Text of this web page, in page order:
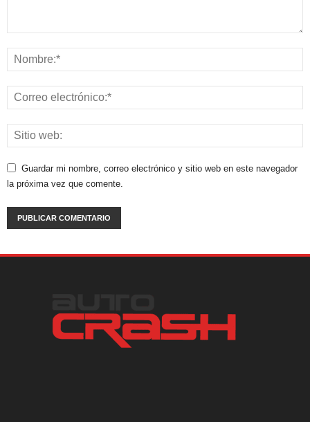
Guardar mi nombre, correo electrónico y sitio web en este navegador
la próxima vez que comente.